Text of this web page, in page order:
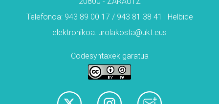
Telefonoa: 943 89 00 17 / 943 81 38 41 | Helbide
elektronikoa: urolakosta@ukt.eus
Codesyntaxek garatua